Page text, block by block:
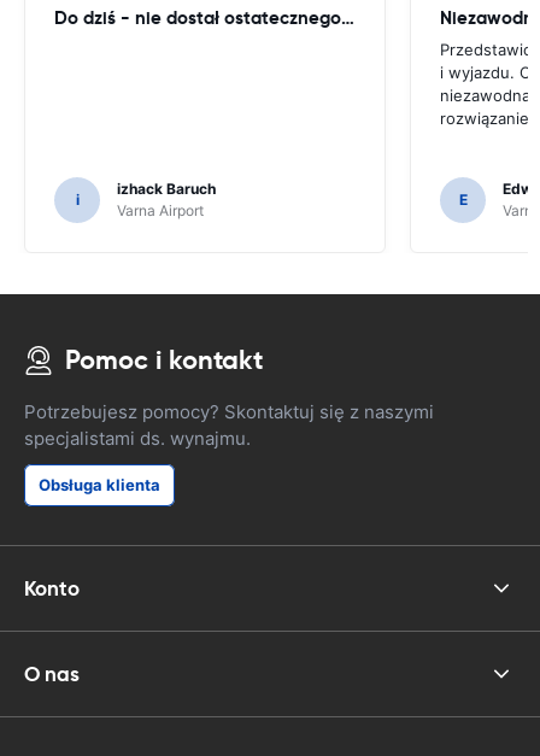
Do dziś - nie dostał ostatecznego ststemant czynszu !!
i
izhack Baruch
Varna Airport
i wyjazdu.
rozwiązanie
E
Pomoc i kontakt
Potrzebujesz pomocy? Skontaktuj się z naszymi
specjalistami ds. wynajmu.
Obsługa klienta
Konto
O nas